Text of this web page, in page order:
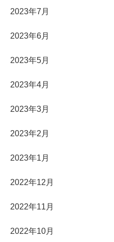
2023年7月
2023年6月
2023年5月
2023年4月
2023年3月
2023年2月
2023年1月
2022年12月
2022年11月
2022年10月